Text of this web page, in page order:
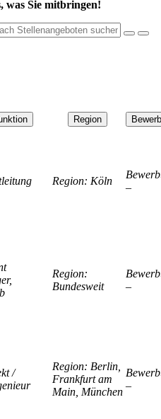
was Sie mitbringen!
Region
Region: Köln
–
Region:
Bundesweit
–
/
Region: Berlin,
Frankfurt am
Main, München
–